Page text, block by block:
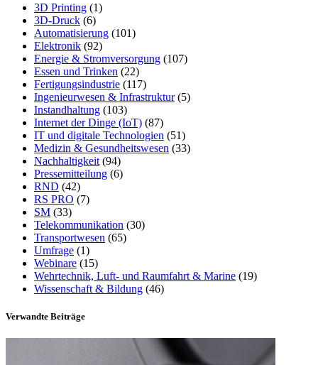
3D Printing (1)
3D-Druck (6)
Automatisierung (101)
Elektronik (92)
Energie & Stromversorgung (107)
Essen und Trinken (22)
Fertigungsindustrie (117)
Ingenieurwesen & Infrastruktur(5)
Instandhaltung (103)
Internet der Dinge (IoT) (87)
IT und digitale Technologien (51)
Medizin & Gesundheitswesen (33)
Nachhaltigkeit (94)
Pressemitteilung (6)
RND (42)
RS PRO (7)
SM (33)
Telekommunikation (30)
Transportwesen (65)
Umfrage (1)
Webinare (15)
Wehrtechnik, Luft- und Raumfahrt & Marine (19)
Wissenschaft & Bildung (46)
Verwandte Beiträge